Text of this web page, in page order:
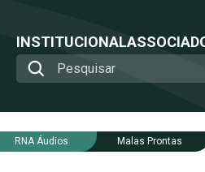
INSTITUCIONAL
RNA Áudios Malas Prontas